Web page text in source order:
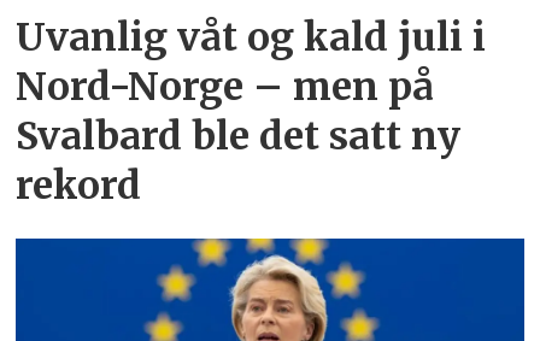
Uvanlig våt og kald juli i
Nord-Norge – men på
Svalbard ble det satt ny
rekord